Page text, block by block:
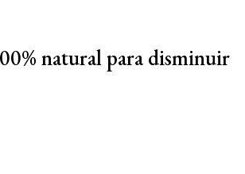
natural para disminuir